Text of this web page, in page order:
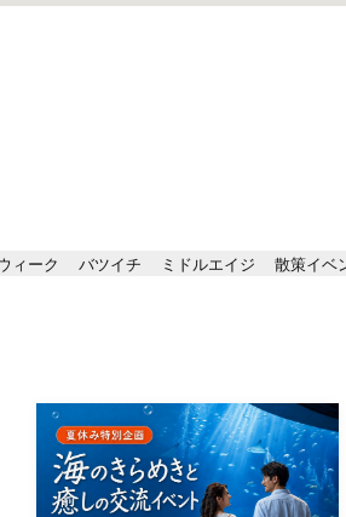
ィーク バツイチ ミドルエイジ 散策イベ